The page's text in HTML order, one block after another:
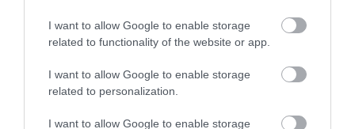
I want to allow Google to enable storage
related to functionality of the website or app.
I want to allow Google to enable storage
related to personalization.
I want to allow Google to enable storage